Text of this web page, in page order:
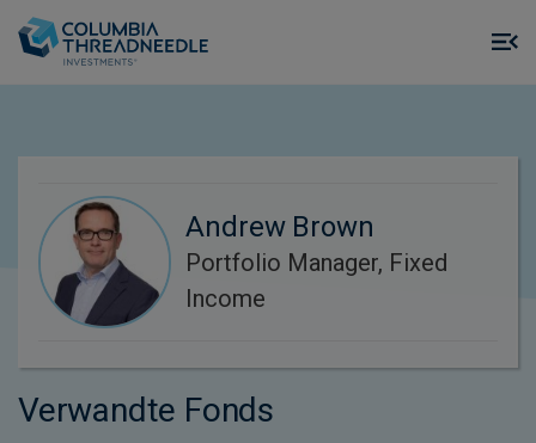
Andrew Brown
Portfolio Manager, Fixed
Income
Verwandte Fonds